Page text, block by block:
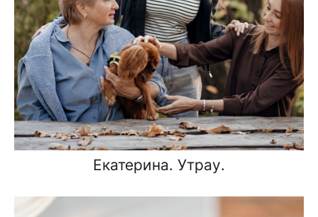
Екатерина. Утрау.